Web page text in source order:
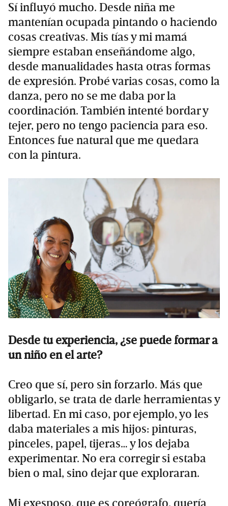
Sí influyó mucho. Desde niña me
mantenían ocupada pintando o haciendo
cosas creativas. Mis tías y mi mamá
siempre estaban enseñándome algo,
desde manualidades hasta otras formas
de expresión. Probé varias cosas, como la
danza, pero no se me daba por la
coordinación. También intenté bordar y
tejer, pero no tengo paciencia para eso.
Entonces fue natural que me quedara
con la pintura.
Desde tu experiencia, ¿se puede formar a
un niño en el arte?
Creo que sí, pero sin forzarlo. Más que
obligarlo, se trata de darle herramientas y
libertad. En mi caso, por ejemplo, yo les
daba materiales a mis hijos: pinturas,
pinceles, papel, tijeras… y los dejaba
experimentar. No era corregir si estaba
bien o mal, sino dejar que exploraran.